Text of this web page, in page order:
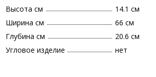
Высота см
14.1 см
Ширина см
66 см
Глубина см
20.6 см
Угловое изделие
нет